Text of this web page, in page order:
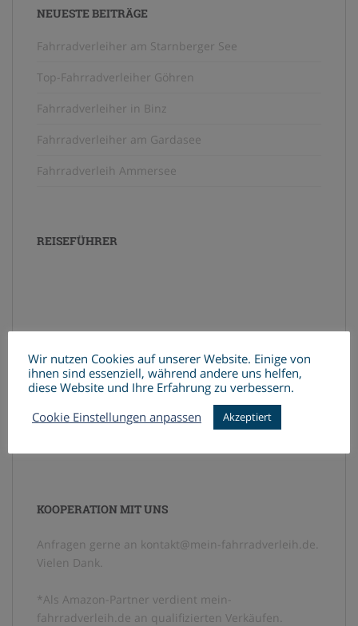
NEUESTE BEITRÄGE
Fahrradverleiher am Starnberger See
Top-Fahrradverleiher Göhren
Fahrradverleiher in Binz
Fahrradverleiher am Gardasee
Fahrradverleih Ammersee
REISEFÜHRER
KOOPERATION MIT UNS
Anfragen gerne an kontakt@mein-fahrradverleih.de.
Vielen Dank.
*Als Amazon-Partner verdient mein-
fahrradverleih.de an qualifizierten Verkäufen.
Wir nutzen Cookies auf unserer Website. Einige von
ihnen sind essenziell, während andere uns helfen,
diese Website und Ihre Erfahrung zu verbessern.
Cookie Einstellungen anpassen
Akzeptiert